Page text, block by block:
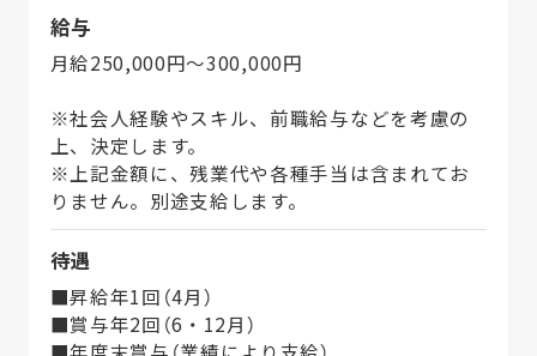
給与
月給250,000円〜300,000円
※社会人経験やスキル、前職給与などを考慮の
上、決定します。
※上記金額に、残業代や各種手当は含まれてお
りません。別途支給します。
待遇
■昇給年1回（4月）
■賞与年2回（6・12月）